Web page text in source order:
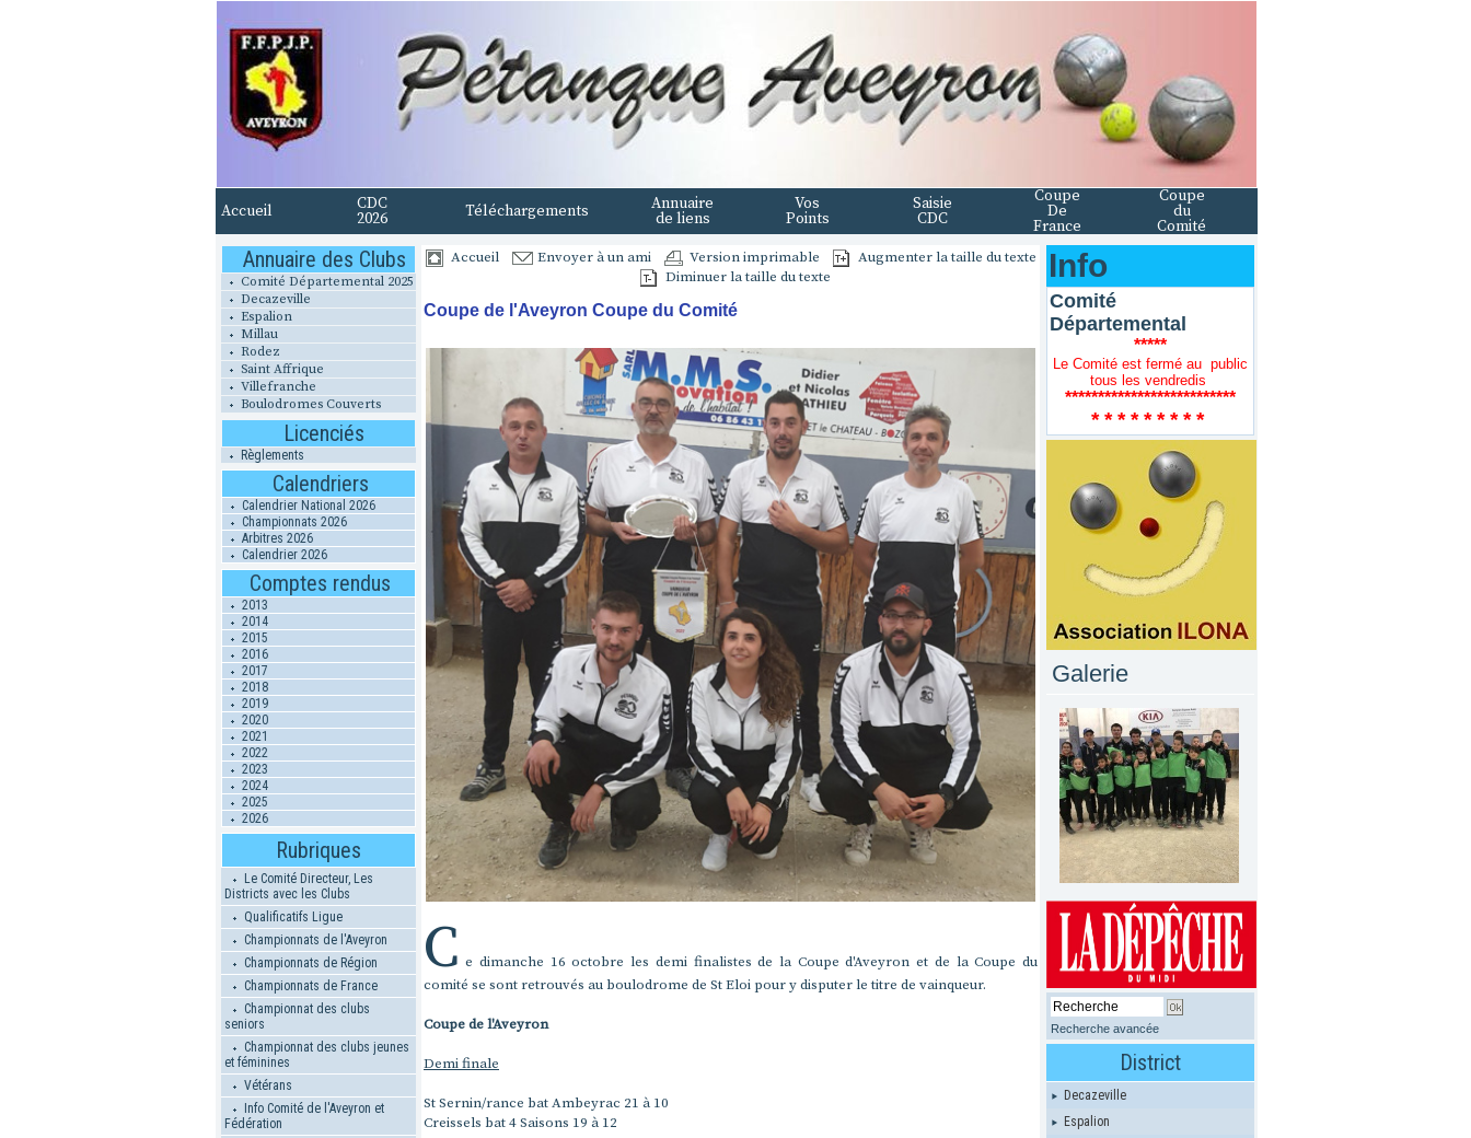
Accueil CDC
2026 Téléchargements Annuaire
de liens
Vos
Points
Saisie
CDC
Coupe
De
France
Coupe
du
Comité
Annuaire des Clubs
Comité Départemental 2025
Decazeville
Espalion
Millau
Rodez
Saint Affrique
Villefranche
Boulodromes Couverts
Licenciés
Règlements
Calendriers
Calendrier National 2026
Championnats 2026
Arbitres 2026
Calendrier 2026
Comptes rendus
2013
2014
2015
2016
2017
2018
2019
2020
2021
2022
2023
2024
2025
2026
Rubriques
Le Comité Directeur, Les
Districts avec les Clubs
Qualificatifs Ligue
Championnats de l'Aveyron
Championnats de Région
Championnats de France
Championnat des clubs
seniors
Championnat des clubs jeunes
et féminines
Vétérans
Info Comité de l'Aveyron et
Fédération
Accueil Envoyer à un ami Version imprimable
Augmenter la taille du texte
Diminuer la taille du texte
Coupe de l'Aveyron Coupe du Comité
C e dimanche 16 octobre les demi finalistes de la Coupe d'Aveyron et de la Coupe du
comité se sont retrouvés au boulodrome de St Eloi pour y disputer le titre de vainqueur.
Coupe de l'Aveyron
Demi finale
St Sernin/rance bat Ambeyrac 21 à 10
Creissels bat 4 Saisons 19 à 12
Info
Comité
Départemental
*****
Le Comité est fermé au public
tous les vendredis
**************************
* * * * * * * * *
Galerie
Recherche avancée
District
Decazeville
Espalion